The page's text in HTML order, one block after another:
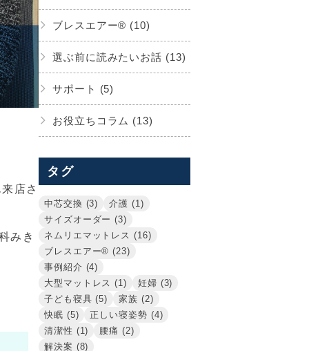
店さ
みき
ブレスエアー® (10)
選ぶ前に読みたいお話 (13)
サポート (5)
お役立ちコラム (13)
タグ
中芯交換 (3)
介護 (1)
サイズオーダー (3)
ネムリエマットレス (16)
ブレスエアー® (23)
事例紹介 (4)
大型マットレス (1)
妊婦 (3)
子ども寝具 (5)
家族 (2)
快眠 (5)
正しい寝姿勢 (4)
清潔性 (1)
腰痛 (2)
解決案 (8)